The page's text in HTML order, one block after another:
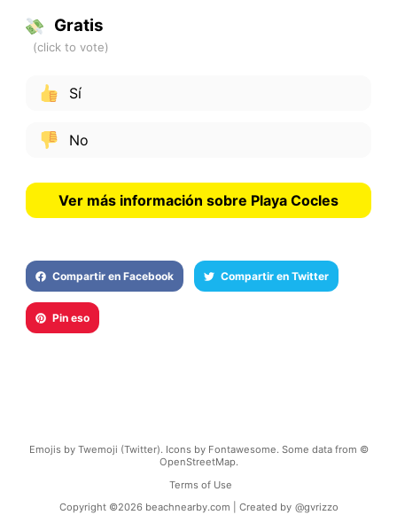
Gratis
Sí
No
Ver más información sobre Playa Cocles
Compartir en Facebook Compartir en Twitter
Pin eso
Emojis by Twemoji (Twitter). Icons by Fontawesome. Some data from ©
OpenStreetMap.
Terms of Use
Copyright ©2026 beachnearby.com | Created by @gvrizzo